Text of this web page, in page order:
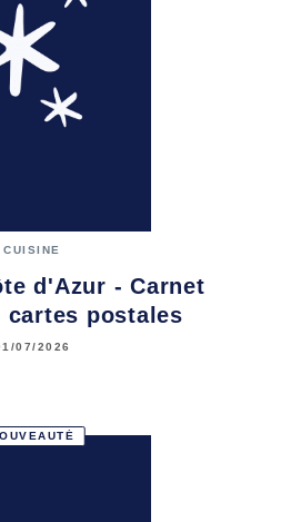
CUISINE
d'Azur - Carnet
cartes postales
07/2026